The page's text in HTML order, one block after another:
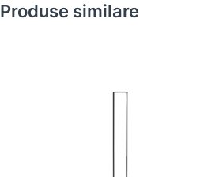
Produse similare